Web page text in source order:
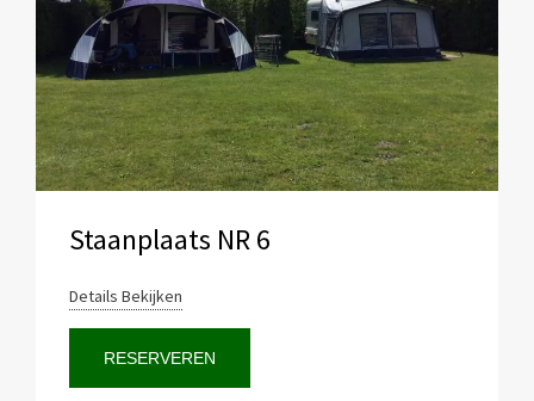
Staanplaats NR 6
Details Bekijken
RESERVEREN